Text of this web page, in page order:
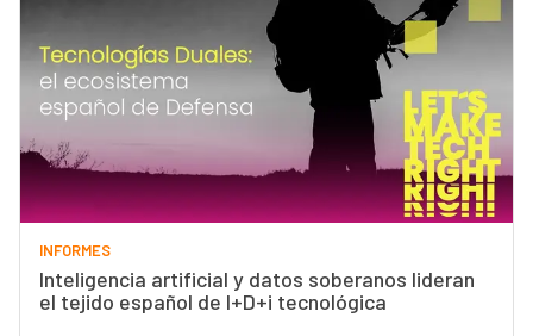
INFORMES
Inteligencia artificial y datos soberanos lideran
el tejido español de I+D+i tecnológica